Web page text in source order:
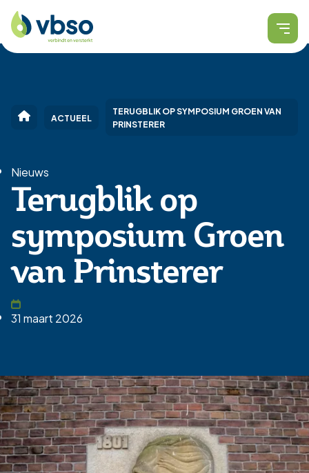
ACTUEEL
TERUGBLIK OP SYMPOSIUM GROEN VAN
PRINSTERER
Nieuws
Terugblik op
symposium Groen
van Prinsterer
31 maart 2026